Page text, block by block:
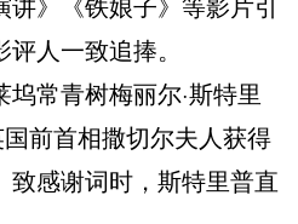
人一致追捧。
常青树梅丽尔·斯特里
前首相撒切尔夫人获得
感谢词时，斯特里普直